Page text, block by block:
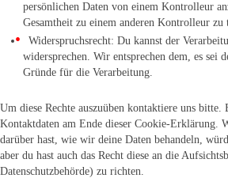
persönlichen Daten von einem Kontrolleur
Gesamtheit zu einem anderen Kontrolleur zu
Widerspruchsrecht: Du kannst der
widersprechen. Wir entsprechen dem, es sei
Gründe für die Verarbeitung.
Um diese Rechte auszuüben kontaktiere uns
Kontaktdaten am Ende dieser Cookie-Erklärung.
darüber hast, wie wir deine Daten behandeln,
aber du hast auch das Recht diese an die
Datenschutzbehörde) zu richten.